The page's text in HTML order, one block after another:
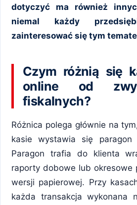
dotyczyć ma również
niemal każdy
zainteresować się tym
Czym różnią się
online od
fiskalnych?
Różnica polega głównie na
kasie wystawia się
Paragon trafia do klienta
raporty dobowe lub okresowe
wersji papierowej. Przy
każda transakcja wykonana